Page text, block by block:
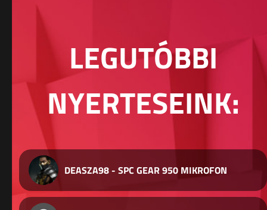
LEGUTÓBBI
NYERTESEINK:
DEASZA98 - SPC GEAR 950 MIKROFON